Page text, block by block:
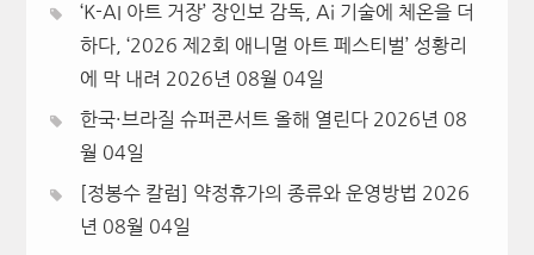
‘K-AI 아트 거장’ 장인보 감독, Ai 기술에 체온을 더
하다, ‘2026 제2회 애니멀 아트 페스티벌’ 성황리
에 막 내려 2026년 08월 04일
한국·브라질 슈퍼콘서트 올해 열린다 2026년 08
월 04일
[정봉수 칼럼] 약정휴가의 종류와 운영방법 2026
년 08월 04일